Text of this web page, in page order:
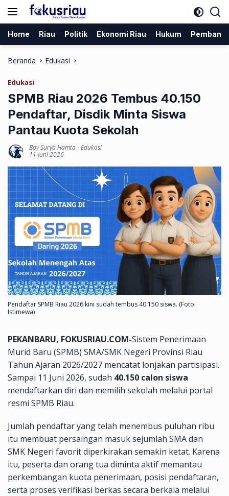
Langsung
Home Riau Politik Ekonomi Riau Hukum
Beranda Edukasi
Edukasi
SPMB Riau 2026 Tembus 40.150
Pendaftar, Disdik Minta Siswa
Pantau Kuota Sekolah
Boy Surya Hamta-Edukasi
11 Juni 2026
Pendaftar SPMB Riau 2026 kini sudah tembus 40.150 siswa. (Foto:
Istimewa)
PEKANBARU, FOKUSRIAU.COM-Sistem Penerimaan
Murid Baru (SPMB) SMA/SMK Negeri Provinsi Riau
Tahun Ajaran 2026/2027 mencatat lonjakan partisipasi.
Sampai 11 Juni 2026, sudah 40.150 calon siswa
mendaftarkan diri dan memilih sekolah melalui portal
resmi SPMB Riau.
Jumlah pendaftar yang telah menembus puluhan ribu
itu membuat persaingan masuk sejumlah SMA dan
SMK Negeri favorit diperkirakan semakin ketat. Karena
itu, peserta dan orang tua diminta aktif memantau
perkembangan kuota penerimaan, posisi pendaftaran,
serta proses verifikasi berkas secara berkala melalui